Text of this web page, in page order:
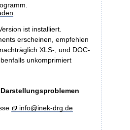
ist installiert.
erscheinen, empfehlen
XLS-, und DOC-
unkomprimiert
info@inek-drg.de